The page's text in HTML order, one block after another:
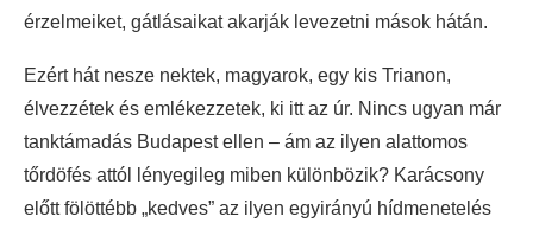
érzelmeiket, gátlásaikat akarják levezetni mások hátán.
Ezért hát nesze nektek, magyarok, egy kis Trianon,
élvezzétek és emlékezzetek, ki itt az úr. Nincs ugyan már
tanktámadás Budapest ellen – ám az ilyen alattomos
tőrdöfés attól lényegileg miben különbözik? Karácsony
előtt fölöttébb „kedves” az ilyen egyirányú hídmenetelés